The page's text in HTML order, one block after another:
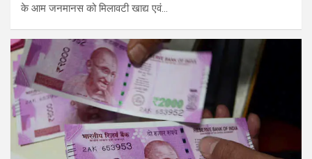
के आम जनमानस को मिलावटी खाद्य एवं…